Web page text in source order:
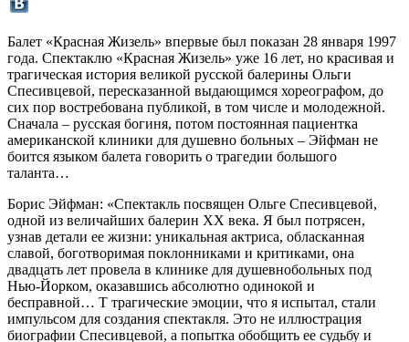
Балет «Красная Жизель» впервые был показан 28 января 1997
года. Спектаклю «Красная Жизель» уже 16 лет, но красивая и
трагическая история великой русской балерины Ольги
Спесивцевой, пересказанной выдающимся хореографом, до
сих пор востребована публикой, в том числе и молодежной.
Сначала – русская богиня, потом постоянная пациентка
американской клиники для душевно больных – Эйфман не
боится языком балета говорить о трагедии большого
таланта…
Борис Эйфман: «Спектакль посвящен Ольге Спесивцевой,
одной из величайших балерин XX века. Я был потрясен,
узнав детали ее жизни: уникальная актриса, обласканная
славой, боготворимая поклонниками и критиками, она
двадцать лет провела в клинике для душевнобольных под
Нью-Йорком, оказавшись абсолютно одинокой и
бесправной… Т трагические эмоции, что я испытал, стали
импульсом для создания спектакля. Это не иллюстрация
биографии Спесивцевой, а попытка обобщить ее судьбу и